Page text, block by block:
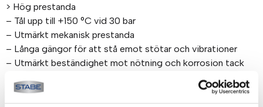
> Hög prestanda
– Tål upp till +150 °C vid 30 bar
– Utmärkt mekanisk prestanda
– Långa gängor för att stå emot stötar och vibrationer
– Utmärkt beständighet mot nötning och korrosion tack
– Fullt flöde, minimalt tryckfall